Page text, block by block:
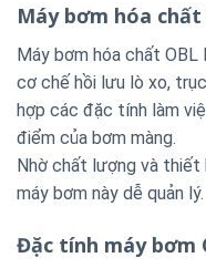
Máy bơm hóa chất
Máy bơm hóa chất
cơ chế hồi lưu lò xo,
hợp các đặc tính làm
điểm của bơm màng.
Nhờ chất lượng và thiết
máy bơm này dễ quản lý.
Đặc tính máy bơm